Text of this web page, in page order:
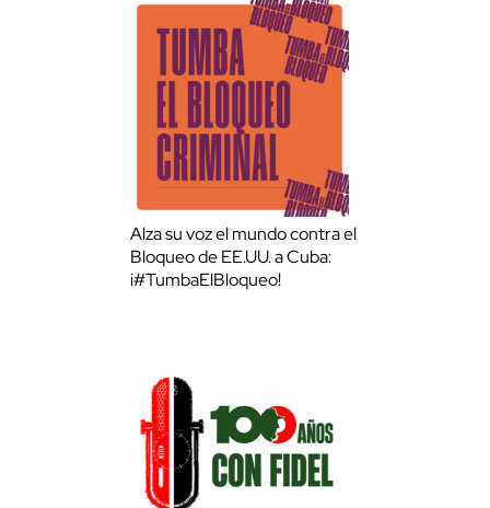
Alza su voz el mundo contra el
Bloqueo de EE.UU. a Cuba:
¡#TumbaElBloqueo!